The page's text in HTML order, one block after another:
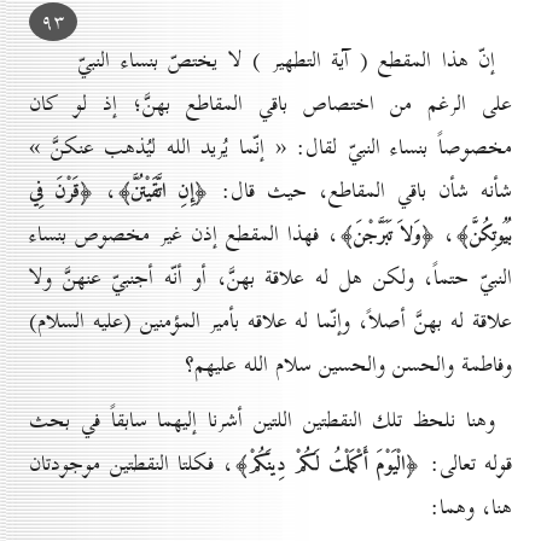
۹۳
إنّ هذا المقطع ( آية التطهير ) لا يختصّ بنساء النبيّ
على الرغم من اختصاص باقي المقاطع بهنَّ؛ إذ لو كان
مخصوصاً بنساء النبيّ لقال: « إنّما يُريد الله ليُذهب عنكنَّ »
شأنه شأن باقي المقاطع، حيث قال: ﴿إِنِ اتَّقَيْتُنَّ﴾، ﴿قَرْنَ فِي
بُيُوتِكُنَّ﴾، ﴿وَلاَ تَبَرَّجْنَ﴾، فهذا المقطع إذن غير مخصوص بنساء
النبيّ حتماً، ولكن هل له علاقة بهنَّ، أو أنّه أجنبيّ عنهنَّ ولا
علاقة له بهنَّ أصلاً، وإنّما له علاقه بأمير المؤمنين (عليه السلام)
وفاطمة والحسن والحسين سلام الله عليهم؟
وهنا نلحظ تلك النقطتين اللتين أشرنا إليهما سابقاً في بحث
قوله تعالى: ﴿الْيَوْمَ أَكْمَلْتُ لَكُمْ دِينَكُمْ﴾، فكلتا النقطتين موجودتان
هنا، وهما: